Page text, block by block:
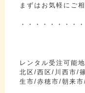
まずはお気軽にご
・・・・・・・・
レンタル受注可能
北区/西区/川西市/
生市/赤穂市/朝来